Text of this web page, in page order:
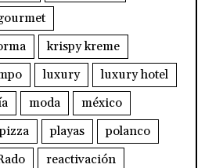
krispy kreme
luxury
luxury hotel
moda
méxico
pizza playas
polanco
reactivación